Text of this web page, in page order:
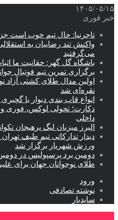
۱۴۰۵/۰۵/۱۵
خبر فوری
تاجرنیا: حال تیم خوب است
واکنش تند رضاییان به
می‌گرفتید
باشگاه گل گهر: حقانیت ما
برگزاری تمرین تیم فوتبال
اولین مدال طلای کشتی
نقره‌ای شد
انواع قاب بندی دیوار با
دکارت؛ تحولی لوکس، فوری
داخلی
البرز میزبان لیگ پرهیجان
دیدار تدارکاتی تیم طیف
ورزش شهریار برگزار شد
دومین برد پرسپولیس در
طلای نوجوانان جهان برای
ورود
نوشته تصادفی
سایدبار